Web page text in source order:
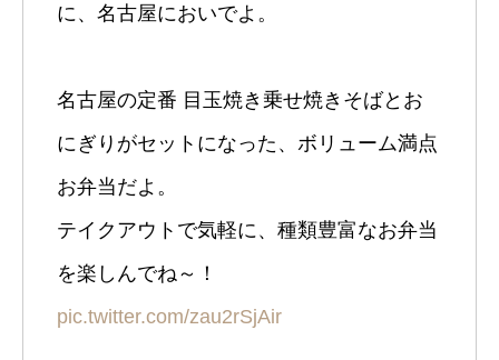
に、名古屋においでよ。
名古屋の定番 目玉焼き乗せ焼きそばとお
にぎりがセットになった、ボリューム満点
お弁当だよ。
テイクアウトで気軽に、種類豊富なお弁当
を楽しんでね～！
pic.twitter.com/zau2rSjAir